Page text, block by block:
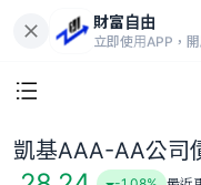
財富自由
立即使用APP，
凱基
凱基AAA-AA公司